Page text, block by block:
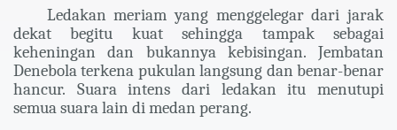
Ledakan meriam yang menggelegar dari jarak
dekat begitu kuat sehingga tampak sebagai
keheningan dan bukannya kebisingan. Jembatan
Denebola terkena pukulan langsung dan benar-benar
hancur. Suara intens dari ledakan itu menutupi
semua suara lain di medan perang.